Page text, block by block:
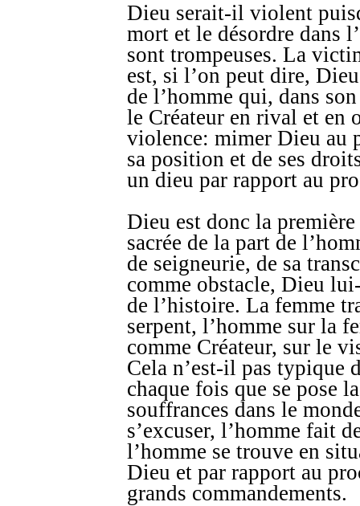
Dieu serait-il violent
mort et le désordre dans l’
sont trompeuses. La
est, si l’on peut dire,
de l’homme qui, dans
le Créateur en rival et en
violence: mimer Dieu au
sa position et de ses
un dieu par rapport au
Dieu est donc la
sacrée de la part de
de seigneurie, de sa
comme obstacle, Dieu
de l’histoire. La femme
serpent, l’homme sur la
comme Créateur, sur le
Cela n’est-il pas typique
chaque fois que se pose
souffrances dans le
s’excuser, l’homme fait
l’homme se trouve en
Dieu et par rapport au
grands commandements.